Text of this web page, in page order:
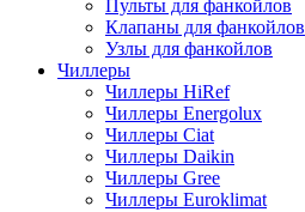
Пульты для фанкойлов
Клапаны для фанкойлов
Узлы для фанкойлов
Чиллеры
Чиллеры HiRef
Чиллеры Energolux
Чиллеры Ciat
Чиллеры Daikin
Чиллеры Gree
Чиллеры Euroklimat